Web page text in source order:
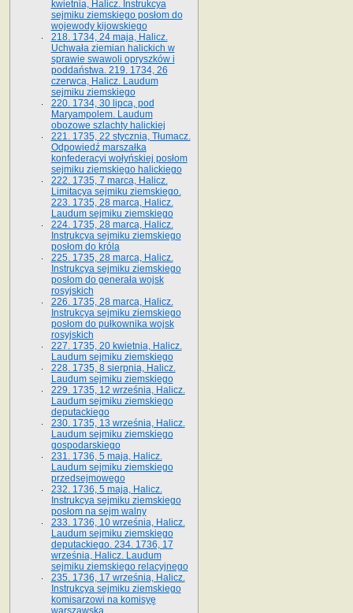
kwietnia, Halicz. Instrukcya
sejmiku ziemskiego posłom do
wojewody kijowskiego
218. 1734, 24 maja, Halicz.
Uchwała ziemian halickich w
sprawie swawoli opryszków i
poddaństwa. 219. 1734, 26
czerwca, Halicz. Laudum
sejmiku ziemskiego
220. 1734, 30 lipca, pod
Maryampolem. Laudum
obozowe szlachty halickiej
221. 1735, 22 stycznia, Tłumacz.
Odpowiedź marszałka
konfederacyi wołyńskiej posłom
sejmiku ziemskiego halickiego
222. 1735, 7 marca, Halicz.
Limitacya sejmiku ziemskiego.
223. 1735, 28 marca, Halicz.
Laudum sejmiku ziemskiego
224. 1735, 28 marca, Halicz.
Instrukcya sejmiku ziemskiego
posłom do króla
225. 1735, 28 marca, Halicz.
Instrukcya sejmiku ziemskiego
posłom do generała wojsk
rosyjskich
226. 1735, 28 marca, Halicz.
Instrukcya sejmiku ziemskiego
posłom do pułkownika wojsk
rosyjskich
227. 1735, 20 kwietnia, Halicz.
Laudum sejmiku ziemskiego
228. 1735, 8 sierpnia, Halicz.
Laudum sejmiku ziemskiego
229. 1735, 12 września, Halicz.
Laudum sejmiku ziemskiego
deputackiego
230. 1735, 13 września, Halicz.
Laudum sejmiku ziemskiego
gospodarskiego
231. 1736, 5 maja, Halicz.
Laudum sejmiku ziemskiego
przedsejmowego
232. 1736, 5 maja, Halicz.
Instrukcya sejmiku ziemskiego
posłom na sejm walny
233. 1736, 10 września, Halicz.
Laudum sejmiku ziemskiego
deputackiego. 234. 1736, 17
września, Halicz. Laudum
sejmiku ziemskiego relacyjnego
235. 1736, 17 września, Halicz.
Instrukcya sejmiku ziemskiego
komisarzowi na komisyę
warszawską